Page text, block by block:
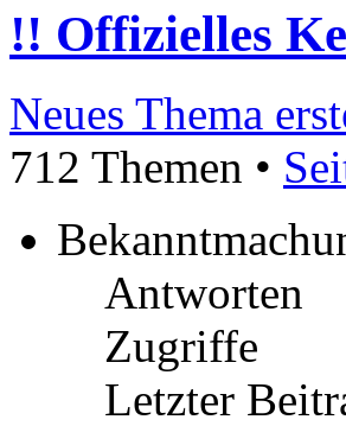
!! Offizielles
Neues Thema
712 Themen •
Antworten
Zugriffe
Letzter